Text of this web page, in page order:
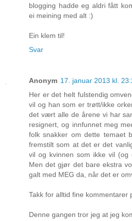
blogging hadde eg aldri fått
ei meining med alt :)
Ein klem til!
Svar
Anonym 17. januar 2013 kl.
Her er det helt fulstendig
vil og han som er trøtt/ikke
det vært alle de årene vi har
resignert, og innfunnet meg
folk snakker om dette temaet
fremstilt som at det er det
vil og kvinnen som ikke vil (og
Men det gjør det bare ekstra
galt med MEG da, når det er
Takk for alltid fine kommentarer
Denne gangen tror jeg at jeg